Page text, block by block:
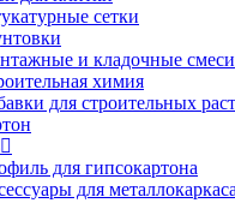
сетки
и кладочные смеси
химия
для строительных
для гипсокартона
для металлокаркаса